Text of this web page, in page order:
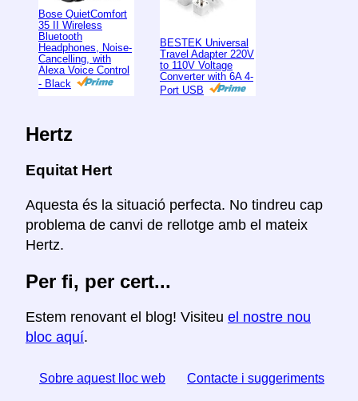
Bose QuietComfort
35 II Wireless
Bluetooth
Headphones, Noise-
Cancelling, with
Alexa Voice Control
- Black
BESTEK Universal
Travel Adapter 220V
to 110V Voltage
Converter with 6A 4-
Port USB
Hertz
Equitat Hert
Aquesta és la situació perfecta. No tindreu cap
problema de canvi de rellotge amb el mateix
Hertz.
Per fi, per cert...
Estem renovant el blog! Visiteu el nostre nou
bloc aquí.
Sobre aquest lloc web Contacte i suggeriments